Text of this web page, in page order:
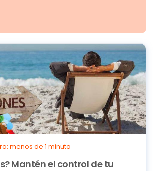
menos de 1 minuto
Mantén el control de tu